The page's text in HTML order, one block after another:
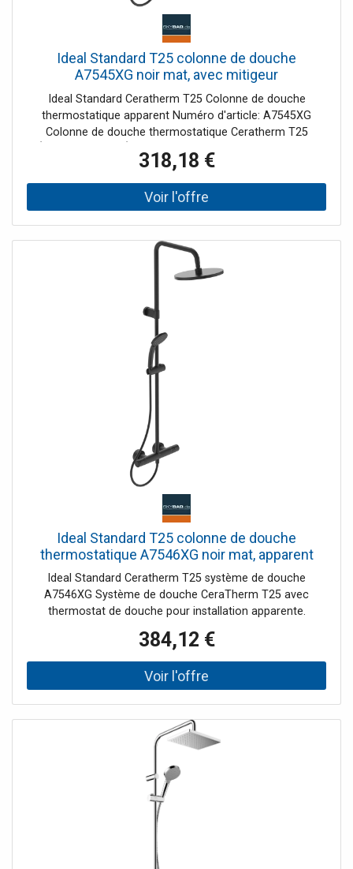
têteDouchette à mainThermostat de douche
apparentBras de doucheBarre de doucheFlexible de
doucheMatériel de fixation
Ideal Standard T25 colonne de douche
A7545XG noir mat, avec mitigeur
thermostatique
Ideal Standard Ceratherm T25 Colonne de douche
thermostatique apparent Numéro d'article: A7545XG
Colonne de douche thermostatique Ceratherm T25
Économie d'eau Économie d'énergie Verrouillage de la
température à 40°C Hauteur/largeur/profondeur :
1117x315x493 mm composé de: Douche de tête avec
rotule Diamètre : 200 mm Douchette à main avec
fonction anticalcaire Diamètre : 100 mm barre de douche
en hauteur Flexible de douche IdealFlex 175 cm Connexion
G1/2 mitigeur thermostatique de douche DN15
Disconnecteur anti-retour CoolBody - protège les
anticalcaire Technologie : FirmaflowHomologations : DIN
EN 200, DIN EN 1111, DIN 4109 groupe 1
318,18 €
Ideal Standard T25 colonne de douche
thermostatique A7546XG noir mat, apparent
Ideal Standard Ceratherm T25 système de douche
A7546XG Système de douche CeraTherm T25 avec
thermostat de douche pour installation apparente.
fonction Idealrain Ø 100 mm avec fonction anti-calcaire
La longueur de la barre de douche aquifère peut être
ajustée une fois lors du montage( 1.030 - 1.330 mm)
avec coulisseau à bouton-poussoir pivotant et support
1.750 mm, raccord G1 / 2. Thermostatique de douche AP
DN15 Anti-refoulement DVGW à sécurité intrinsèque
métalliques plates (réglables de 137 à 163 mm) Projection
82 mm, cartouche thermostatique avec élément
d'expansion de cire Fonction anti-calcaire. Réglage de la
température de l'eau chaude avec protection contre les
brûlures Cartouche RV côté eau chaude avec soupape de
surpression intégrée Sert à la décompression (protection
384,12 €